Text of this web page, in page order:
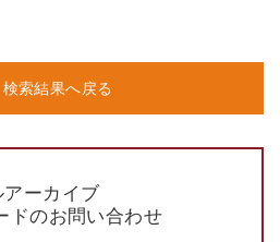
検索結果へ戻る
アーカイブ
ドのお問い合わせ